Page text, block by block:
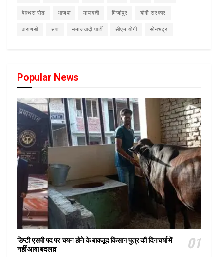
बेल्थरा रोड भाजपा मायावती मिर्जापुर योगी सरकार
वाराणसी सपा समाजवादी पार्टी सीएम योगी सोनभद्र
Popular News
डिप्टी एसपी पद पर चयन होने के बावजूद किसान पुत्र की दिनचर्या में
नहीं आया बदलाव